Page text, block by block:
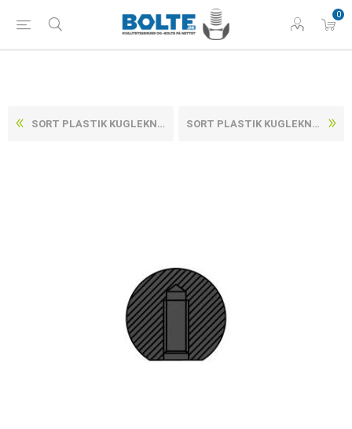
0
SORT PLASTIK KUGLEKNOP DIN 319 TYPE C MED INDVENDIG GEVIND Ø40 M10 (10 STK) SORT PLASTIK KUGLEKNOP DIN 319 TYPE C MED INDVENDIG GEVIND Ø16 M4 (25 STK)